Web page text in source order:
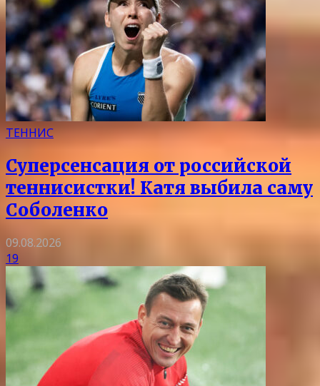
ТЕННИС
Суперсенсация от российской
теннисистки! Катя выбила саму
Соболенко
09.08.2026
19